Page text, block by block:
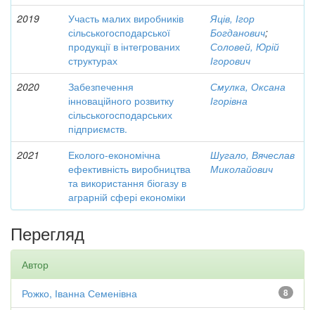
2019
Участь малих виробників
сільськогосподарської
продукції в інтегрованих
структурах
Яців, Ігор
Богданович;
Соловей, Юрій
Ігорович
2020
Забезпечення
інноваційного розвитку
сільськогосподарських
підприємств.
Смулка, Оксана
Ігорівна
2021
Еколого-економічна
ефективність виробництва
та використання біогазу в
аграрній сфері економіки
Шугало, Вячеслав
Миколайович
Перегляд
Автор
8
Рожко, Іванна Семенівна